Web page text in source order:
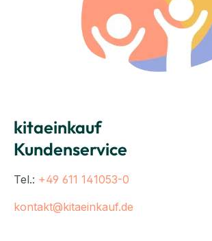
kitaeinkauf
Kundenservice
Tel.: +49 611 141053-0
kontakt@kitaeinkauf.de